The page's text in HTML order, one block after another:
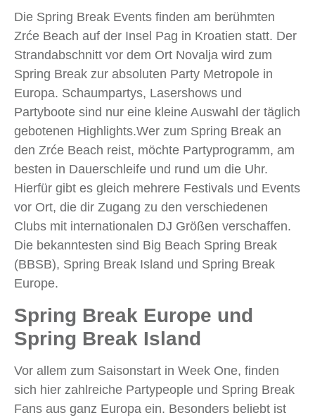
Die Spring Break Events finden am berühmten
Zrće Beach auf der Insel Pag in Kroatien statt. Der
Strandabschnitt vor dem Ort Novalja wird zum
Spring Break zur absoluten Party Metropole in
Europa. Schaumpartys, Lasershows und
Partyboote sind nur eine kleine Auswahl der täglich
gebotenen Highlights.Wer zum Spring Break an
den Zrće Beach reist, möchte Partyprogramm, am
besten in Dauerschleife und rund um die Uhr.
Hierfür gibt es gleich mehrere Festivals und Events
vor Ort, die dir Zugang zu den verschiedenen
Clubs mit internationalen DJ Größen verschaffen.
Die bekanntesten sind Big Beach Spring Break
(BBSB), Spring Break Island und Spring Break
Europe.
Spring Break Europe und
Spring Break Island
Vor allem zum Saisonstart in Week One, finden
sich hier zahlreiche Partypeople und Spring Break
Fans aus ganz Europa ein. Besonders beliebt ist